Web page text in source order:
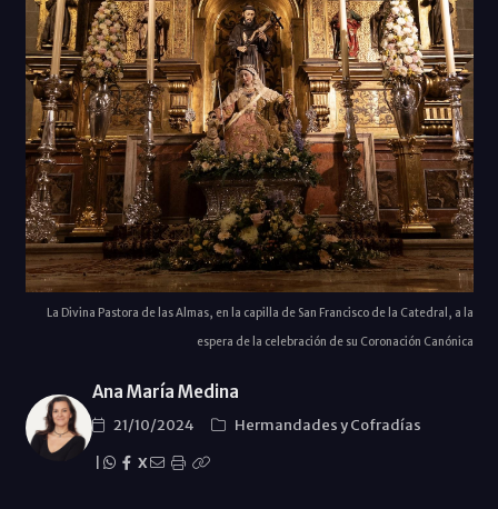
La Divina Pastora de las Almas, en la capilla de San Francisco de la Catedral, a la
espera de la celebración de su Coronación Canónica
Ana María Medina
21/10/2024
Hermandades y Cofradías
X